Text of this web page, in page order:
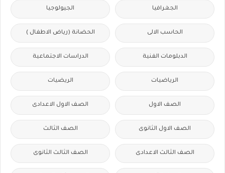
الجغرافيا الجيولوجيا
الحاسب الالى الحضانة (رياض الاطفال )
الدبلومات الفنية الدراسات الاجتماعية
الرياضيات الريضيات
الصف الاول الصف الاول الاعدادى
الصف الاول الثانوى الصف الثالث
الصف الثالث الاعدادى الصف الثالث الثانوى